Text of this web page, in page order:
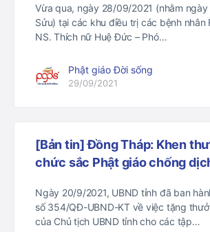
Vừa qua, ngày 28/09/2021 (nhằm
Sửu) tại các khu điều trị các bệnh nhân
NS. Thích nữ Huệ Đức – Phó…
Phật giáo Đời sống
29/09/2021
[Bản tin] Đồng Tháp: Khen
chức sắc Phật giáo chống
Ngày 20/9/2021, UBND tỉnh đã ban
số 354/QĐ-UBND-KT về việc tặng
của Chủ tịch UBND tỉnh cho các tập…